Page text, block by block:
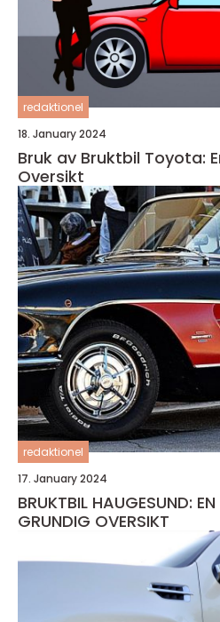
redaktionel
18. January 2024
Bruk av Bruktbil Toyota:
Oversikt
redaktionel
17. January 2024
BRUKTBIL HAUGESUND:
GRUNDIG OVERSIKT